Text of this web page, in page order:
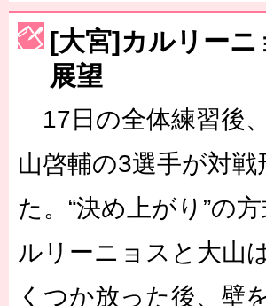
［3230号］世界一への夢は終わらない
［3223号］一丸。日本出陣
［3222号］史上最大のW杯開幕 注目は「個」
[大宮]カルリーニ
展望
17日の全体練習後
山啓輔の3選手が対
た。“決め上がり”の
ルリーニョスと大山
くつか放った後、壁